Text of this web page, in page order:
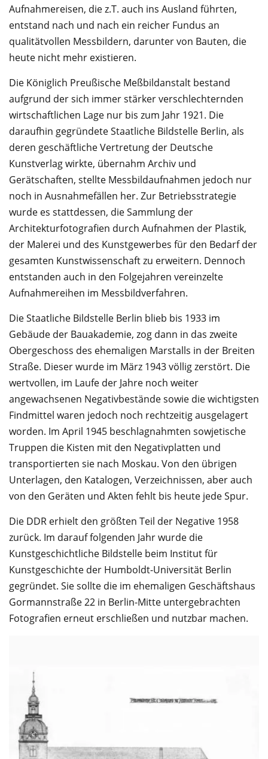
Aufnahmereisen, die z.T. auch ins Ausland führten,
entstand nach und nach ein reicher Fundus an
qualitätvollen Messbildern, darunter von Bauten, die
heute nicht mehr existieren.
Die Königlich Preußische Meßbildanstalt bestand
aufgrund der sich immer stärker verschlechternden
wirtschaftlichen Lage nur bis zum Jahr 1921. Die
daraufhin gegründete Staatliche Bildstelle Berlin, als
deren geschäftliche Vertretung der Deutsche
Kunstverlag wirkte, übernahm Archiv und
Gerätschaften, stellte Messbildaufnahmen jedoch nur
noch in Ausnahmefällen her. Zur Betriebsstrategie
wurde es stattdessen, die Sammlung der
Architekturfotografien durch Aufnahmen der Plastik,
der Malerei und des Kunstgewerbes für den Bedarf der
gesamten Kunstwissenschaft zu erweitern. Dennoch
entstanden auch in den Folgejahren vereinzelte
Aufnahmereihen im Messbildverfahren.
Die Staatliche Bildstelle Berlin blieb bis 1933 im
Gebäude der Bauakademie, zog dann in das zweite
Obergeschoss des ehemaligen Marstalls in der Breiten
Straße. Dieser wurde im März 1943 völlig zerstört. Die
wertvollen, im Laufe der Jahre noch weiter
angewachsenen Negativbestände sowie die wichtigsten
Findmittel waren jedoch noch rechtzeitig ausgelagert
worden. Im April 1945 beschlagnahmten sowjetische
Truppen die Kisten mit den Negativplatten und
transportierten sie nach Moskau. Von den übrigen
Unterlagen, den Katalogen, Verzeichnissen, aber auch
von den Geräten und Akten fehlt bis heute jede Spur.
Die DDR erhielt den größten Teil der Negative 1958
zurück. Im darauf folgenden Jahr wurde die
Kunstgeschichtliche Bildstelle beim Institut für
Kunstgeschichte der Humboldt-Universität Berlin
gegründet. Sie sollte die im ehemaligen Geschäftshaus
Gormannstraße 22 in Berlin-Mitte untergebrachten
Fotografien erneut erschließen und nutzbar machen.